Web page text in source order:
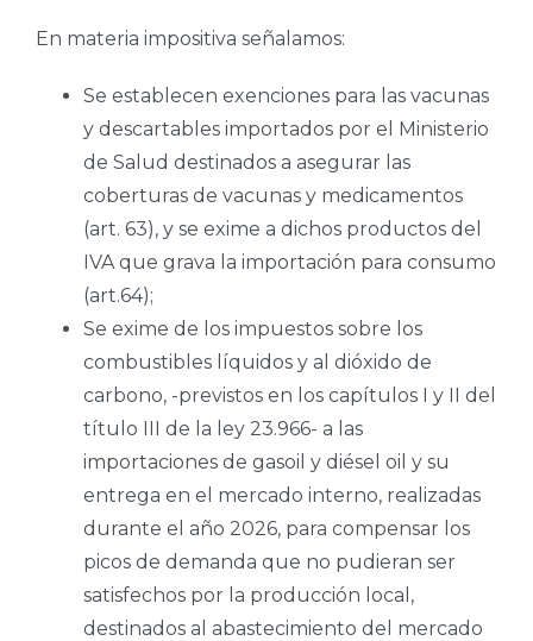
En materia impositiva señalamos:
Se establecen exenciones para las vacunas
y descartables importados por el Ministerio
de Salud destinados a asegurar las
coberturas de vacunas y medicamentos
(art. 63), y se exime a dichos productos del
IVA que grava la importación para consumo
(art.64);
Se exime de los impuestos sobre los
combustibles líquidos y al dióxido de
carbono, -previstos en los capítulos I y II del
título III de la ley 23.966- a las
importaciones de gasoil y diésel oil y su
entrega en el mercado interno, realizadas
durante el año 2026, para compensar los
picos de demanda que no pudieran ser
satisfechos por la producción local,
destinados al abastecimiento del mercado